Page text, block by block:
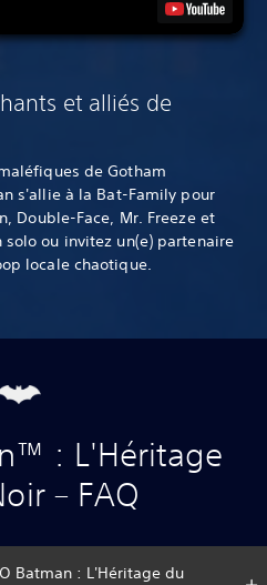
et alliés de
de Gotham
s'allie à la Bat-Family pour
Double-Face, Mr. Freeze et
ou invitez un(e) partenaire
locale chaotique.‎
: L'Héritage
– FAQ
Batman : L'Héritage du